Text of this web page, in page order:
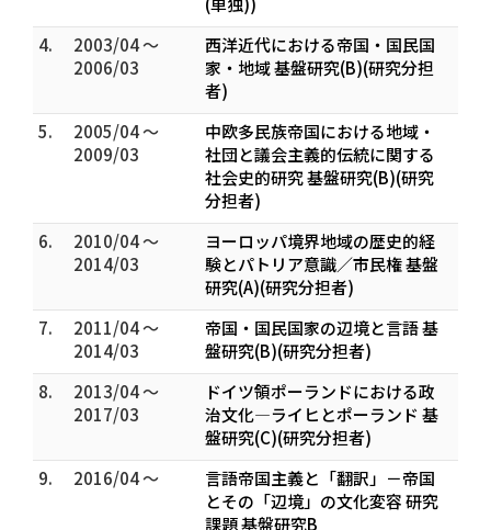
4.
2003/04 ～
2006/03
西洋近代における帝国・国民国
家・地域 基盤研究(B)(研究分担
者)
5.
2005/04 ～
2009/03
中欧多民族帝国における地域・
社団と議会主義的伝統に関する
社会史的研究 基盤研究(B)(研究
分担者)
6.
2010/04 ～
2014/03
ヨーロッパ境界地域の歴史的経
験とパトリア意識／市民権 基盤
研究(A)(研究分担者)
7.
2011/04 ～
2014/03
帝国・国民国家の辺境と言語 基
盤研究(B)(研究分担者)
8.
2013/04 ～
2017/03
ドイツ領ポーランドにおける政
治文化―ライヒとポーランド 基
盤研究(C)(研究分担者)
9.
2016/04 ～
言語帝国主義と「翻訳」－帝国
とその「辺境」の文化変容 研究
課題 基盤研究B